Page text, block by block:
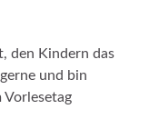
den Kindern das
und bin
Vorlesetag